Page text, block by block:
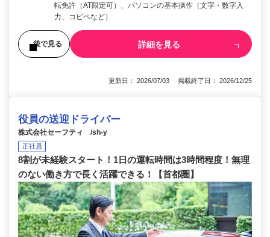
転免許（AT限定可）、パソコンの基本操作（文字・数字入
力、コピペなど）
後で見る 詳細を見る
更新日： 2026/07/03 掲載終了日： 2026/12/25
役員の送迎ドライバー
株式会社セーフティ /sh-y
正社員
8割が未経験スタート！1日の運転時間は3時間程度！無理
のない働き方で長く活躍できる！【首都圏】